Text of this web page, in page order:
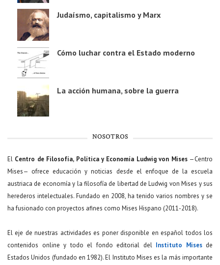
Judaísmo, capitalismo y Marx
Cómo luchar contra el Estado moderno
La acción humana, sobre la guerra
NOSOTROS
El Centro de Filosofía, Política y Economía Ludwig von Mises—Centro
Mises— ofrece educación y noticias desde el enfoque de la escuela
austriaca de economía y la filosofía de libertad de Ludwig von Mises y sus
herederos intelectuales. Fundado en 2008, ha tenido varios nombres y se
ha fusionado con proyectos afines como Mises Hispano (2011-2018).
El eje de nuestras actividades es poner disponible en español todos los
contenidos online y todo el fondo editorial del Instituto Misesde
Estados Unidos (fundado en 1982). El Instituto Mises es la más importante